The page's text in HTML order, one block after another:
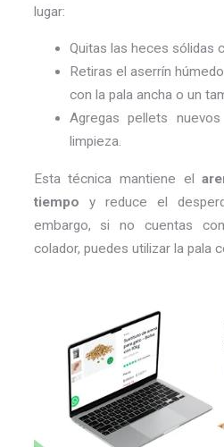
lugar:
Quitas las heces sólidas
Retiras el aserrín
con la pala ancha o un
Agregas pellets
limpieza.
Esta técnica mantiene el
tiempo y reduce el
embargo, si no cuentas
colador, puedes utilizar la pala